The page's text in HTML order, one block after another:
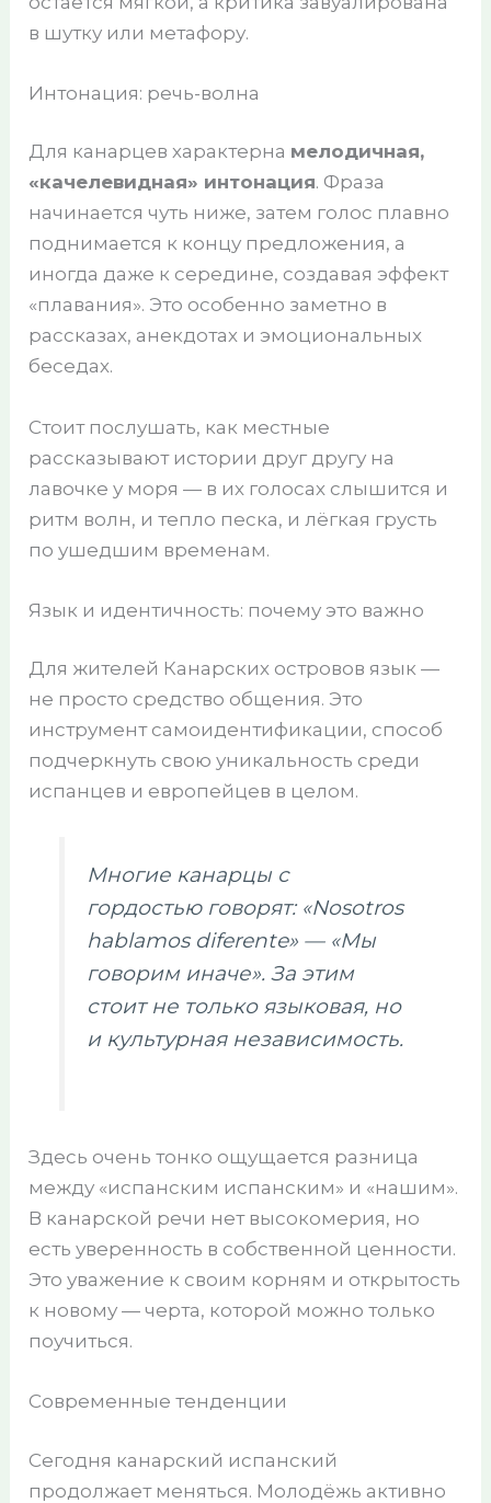
в шутку или метафору.
Интонация: речь-волна
Для канарцев характерна мелодичная,
«качелевидная» интонация. Фраза
начинается чуть ниже, затем голос плавно
поднимается к концу предложения, а
иногда даже к середине, создавая эффект
«плавания». Это особенно заметно в
рассказах, анекдотах и эмоциональных
беседах.
Стоит послушать, как местные
рассказывают истории друг другу на
лавочке у моря — в их голосах слышится и
ритм волн, и тепло песка, и лёгкая грусть
по ушедшим временам.
Язык и идентичность: почему это важно
Для жителей Канарских островов язык —
не просто средство общения. Это
инструмент самоидентификации, способ
подчеркнуть свою уникальность среди
испанцев и европейцев в целом.
Многие канарцы с
гордостью говорят: «Nosotros
hablamos diferente» — «Мы
говорим иначе». За этим
стоит не только языковая, но
и культурная независимость.
Здесь очень тонко ощущается разница
между «испанским испанским» и «нашим».
В канарской речи нет высокомерия, но
есть уверенность в собственной ценности.
Это уважение к своим корням и открытость
к новому — черта, которой можно только
поучиться.
Современные тенденции
Сегодня канарский испанский
продолжает меняться. Молодёжь активно